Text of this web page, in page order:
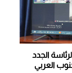
الجدد
العربي